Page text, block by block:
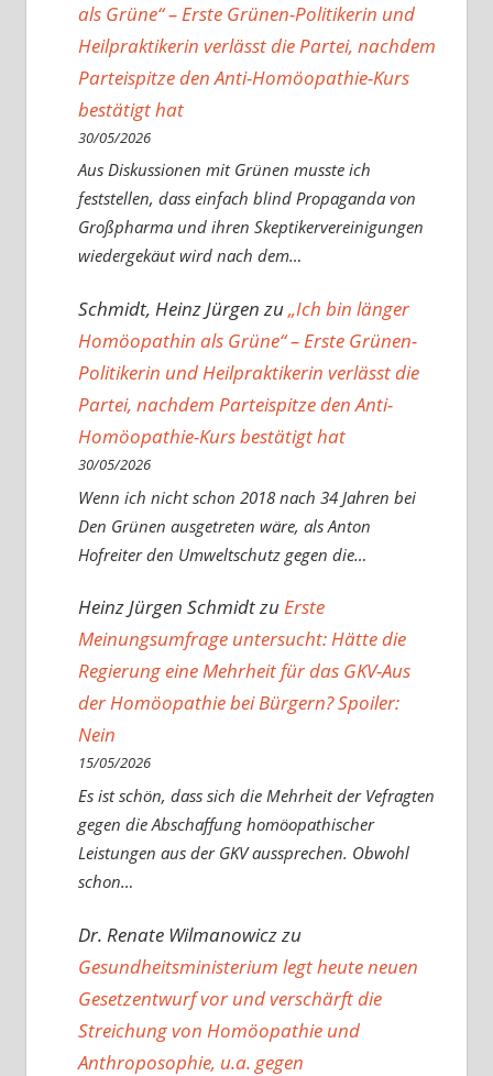
als Grüne“ – Erste Grünen-Politikerin und
Heilpraktikerin verlässt die Partei, nachdem
Parteispitze den Anti-Homöopathie-Kurs
bestätigt hat
30/05/2026
Aus Diskussionen mit Grünen musste ich
feststellen, dass einfach blind Propaganda von
Großpharma und ihren Skeptikervereinigungen
wiedergekäut wird nach dem…
Schmidt, Heinz Jürgenzu„Ich bin länger
Homöopathin als Grüne“ – Erste Grünen-
Politikerin und Heilpraktikerin verlässt die
Partei, nachdem Parteispitze den Anti-
Homöopathie-Kurs bestätigt hat
30/05/2026
Wenn ich nicht schon 2018 nach 34 Jahren bei
Den Grünen ausgetreten wäre, als Anton
Hofreiter den Umweltschutz gegen die…
Heinz Jürgen SchmidtzuErste
Meinungsumfrage untersucht: Hätte die
Regierung eine Mehrheit für das GKV-Aus
der Homöopathie bei Bürgern? Spoiler:
Nein
15/05/2026
Es ist schön, dass sich die Mehrheit der Vefragten
gegen die Abschaffung homöopathischer
Leistungen aus der GKV aussprechen. Obwohl
schon…
Dr. Renate Wilmanowiczzu
Gesundheitsministerium legt heute neuen
Gesetzentwurf vor und verschärft die
Streichung von Homöopathie und
Anthroposophie, u.a. gegen